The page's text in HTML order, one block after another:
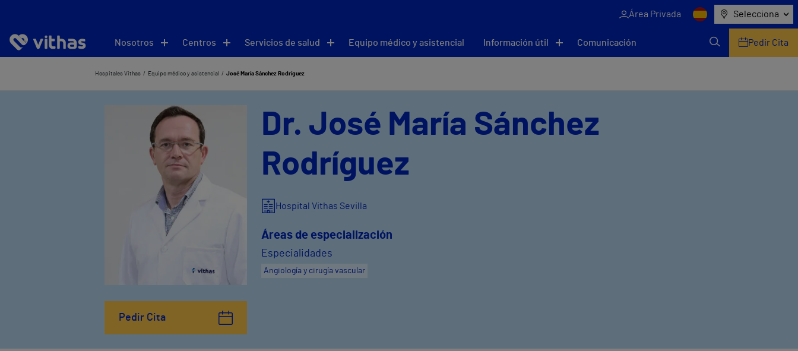
Área Privada Selecciona
Nosotros Centros Servicios de salud Equipo médico y asistencial Información útil Comunicación Pedir Cita
Hospitales Vithas Equipo médico y asistencial José María Sánchez Rodríguez
Pedir Cita
Dr. José María Sánchez
Rodríguez
Hospital Vithas Sevilla
Áreas de especialización
Especialidades
Angiología y cirugía vascular